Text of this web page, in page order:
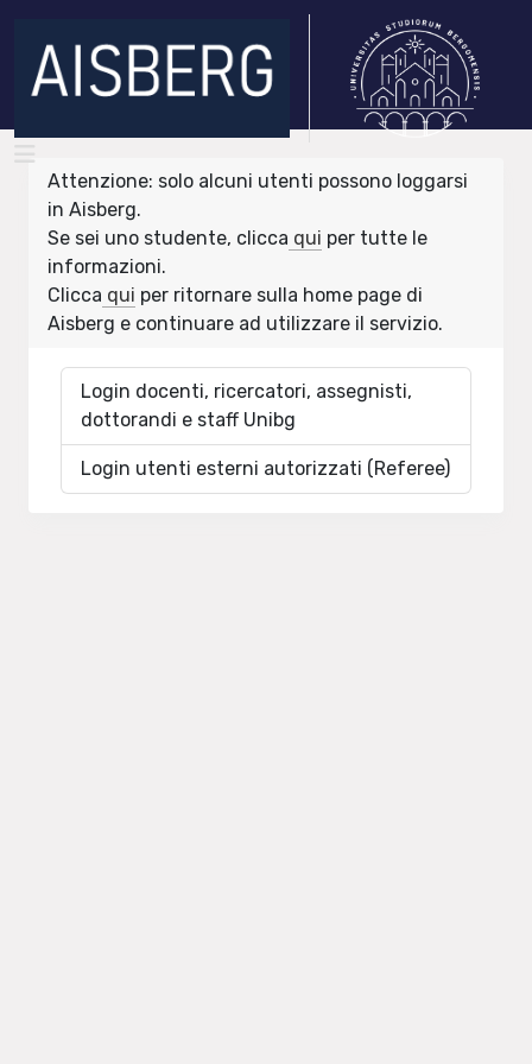
Attenzione: solo alcuni utenti possono loggarsi
in Aisberg.
Se sei uno studente, clicca qui per tutte le
informazioni.
Clicca qui per ritornare sulla home page di
Aisberg e continuare ad utilizzare il servizio.
Login docenti, ricercatori, assegnisti,
dottorandi e staff Unibg
Login utenti esterni autorizzati (Referee)